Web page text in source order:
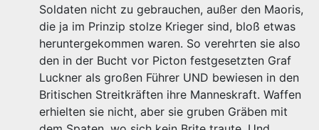
Soldaten nicht zu gebrauchen, außer den Maoris,
die ja im Prinzip stolze Krieger sind, bloß etwas
heruntergekommen waren. So verehrten sie also
den in der Bucht vor Picton festgesetzten Graf
Luckner als großen Führer UND bewiesen in den
Britischen Streitkräften ihre Manneskraft. Waffen
erhielten sie nicht, aber sie gruben Gräben mit